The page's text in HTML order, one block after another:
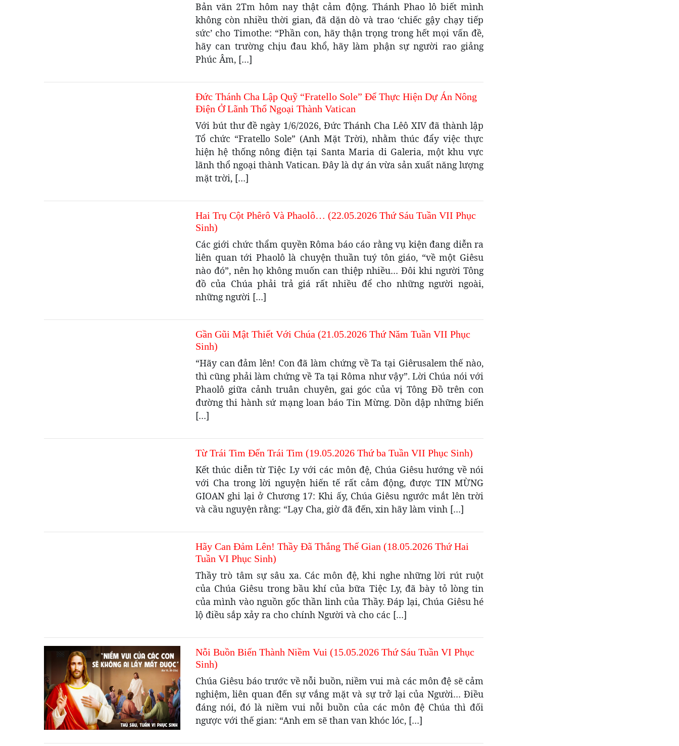
Bản văn 2Tm hôm nay thật cảm động. Thánh Phao lô biết mình
không còn nhiều thời gian, đã dặn dò và trao ‘chiếc gậy chạy tiếp
sức’ cho Timothe: “Phần con, hãy thận trọng trong hết mọi vấn đề,
hãy can trường chịu đau khổ, hãy làm phận sự người rao giảng
Phúc Âm, […]
Đức Thánh Cha Lập Quỹ “Fratello Sole” Để Thực Hiện Dự Án Nông
Điện Ở Lãnh Thổ Ngoại Thành Vatican
Với bút thư đề ngày 1/6/2026, Đức Thánh Cha Lêô XIV đã thành lập
Tổ chức “Fratello Sole” (Anh Mặt Trời), nhằm thúc đẩy việc thực
hiện hệ thống nông điện tại Santa Maria di Galeria, một khu vực
lãnh thổ ngoại thành Vatican. Đây là dự án vừa sản xuất năng lượng
mặt trời, […]
Hai Trụ Cột Phêrô Và Phaolô… (22.05.2026 Thứ Sáu Tuần VII Phục
Sinh)
Các giới chức thẩm quyền Rôma báo cáo rằng vụ kiện đang diễn ra
liên quan tới Phaolô là chuyện thuần tuý tôn giáo, “về một Giêsu
nào đó”, nên họ không muốn can thiệp nhiều… Đôi khi người Tông
đồ của Chúa phải trả giá rất nhiều để cho những người ngoài,
những người […]
Gần Gũi Mật Thiết Với Chúa (21.05.2026 Thứ Năm Tuần VII Phục
Sinh)
“Hãy can đảm lên! Con đã làm chứng về Ta tại Giêrusalem thế nào,
thì cũng phải làm chứng về Ta tại Rôma như vậy”. Lời Chúa nói với
Phaolô giữa cảnh truân chuyên, gai góc của vị Tông Đồ trên con
đường thi hành sứ mạng loan báo Tin Mừng. Dồn dập những biến
[…]
Từ Trái Tim Đến Trái Tim (19.05.2026 Thứ ba Tuần VII Phục Sinh)
Kết thúc diễn từ Tiệc Ly với các môn đệ, Chúa Giêsu hướng về nói
với Cha trong lời nguyện hiến tế rất cảm động, được TIN MỪNG
GIOAN ghi lại ở Chương 17: Khi ấy, Chúa Giêsu ngước mắt lên trời
và cầu nguyện rằng: “Lạy Cha, giờ đã đến, xin hãy làm vinh […]
Hãy Can Đảm Lên! Thầy Đã Thắng Thế Gian (18.05.2026 Thứ Hai
Tuần VI Phục Sinh)
Thầy trò tâm sự sâu xa. Các môn đệ, khi nghe những lời rút ruột
của Chúa Giêsu trong bầu khí của bữa Tiệc Ly, đã bày tỏ lòng tin
của mình vào nguồn gốc thần linh của Thầy. Đáp lại, Chúa Giêsu hé
lộ điều sắp xảy ra cho chính Người và cho các […]
Nỗi Buồn Biến Thành Niềm Vui (15.05.2026 Thứ Sáu Tuần VI Phục
Sinh)
Chúa Giêsu báo trước về nỗi buồn, niềm vui mà các môn đệ sẽ cảm
nghiệm, liên quan đến sự vắng mặt và sự trở lại của Người… Điều
đáng nói, đó là niềm vui nỗi buồn của các môn đệ Chúa thì đối
ngược với thế gian: “Anh em sẽ than van khóc lóc, […]